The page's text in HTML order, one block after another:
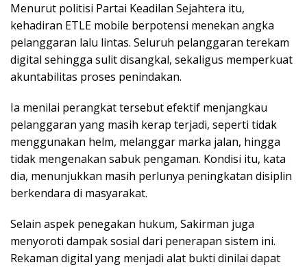
Menurut politisi Partai Keadilan Sejahtera itu,
kehadiran ETLE mobile berpotensi menekan angka
pelanggaran lalu lintas. Seluruh pelanggaran terekam
digital sehingga sulit disangkal, sekaligus memperkuat
akuntabilitas proses penindakan.
Ia menilai perangkat tersebut efektif menjangkau
pelanggaran yang masih kerap terjadi, seperti tidak
menggunakan helm, melanggar marka jalan, hingga
tidak mengenakan sabuk pengaman. Kondisi itu, kata
dia, menunjukkan masih perlunya peningkatan disiplin
berkendara di masyarakat.
Selain aspek penegakan hukum, Sakirman juga
menyoroti dampak sosial dari penerapan sistem ini.
Rekaman digital yang menjadi alat bukti dinilai dapat